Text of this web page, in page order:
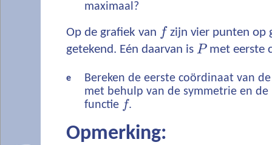
maximaal?
Op de grafiek van f zijn vier punten op
getekend. Eén daarvan is Pmet eerste
e
Bereken de eerste coördinaat van
met behulp van de symmetrie en
functie f.
Opmerking: